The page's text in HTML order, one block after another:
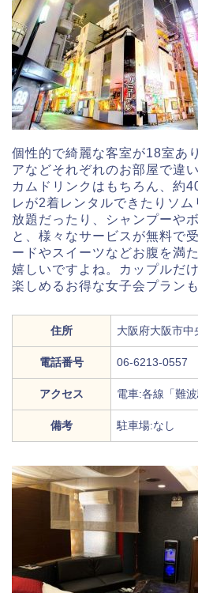
個性的で綺麗な客室が18室あ
アなどそれぞれのお部屋で違
カムドリンクはもちろん、約
レが2着レンタルできたりソム
放題だったり、シャンプーや
と、様々なサービスが無料で
ードやスイーツなどお腹を満
嬉しいですよね。カップルだ
楽しめるお得な女子会プラン
住所 大阪府大阪市
電話番号 06-6213-0557
アクセス 電車:各線「難
備考 駐車場:なし